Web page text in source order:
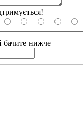
бачите нижче